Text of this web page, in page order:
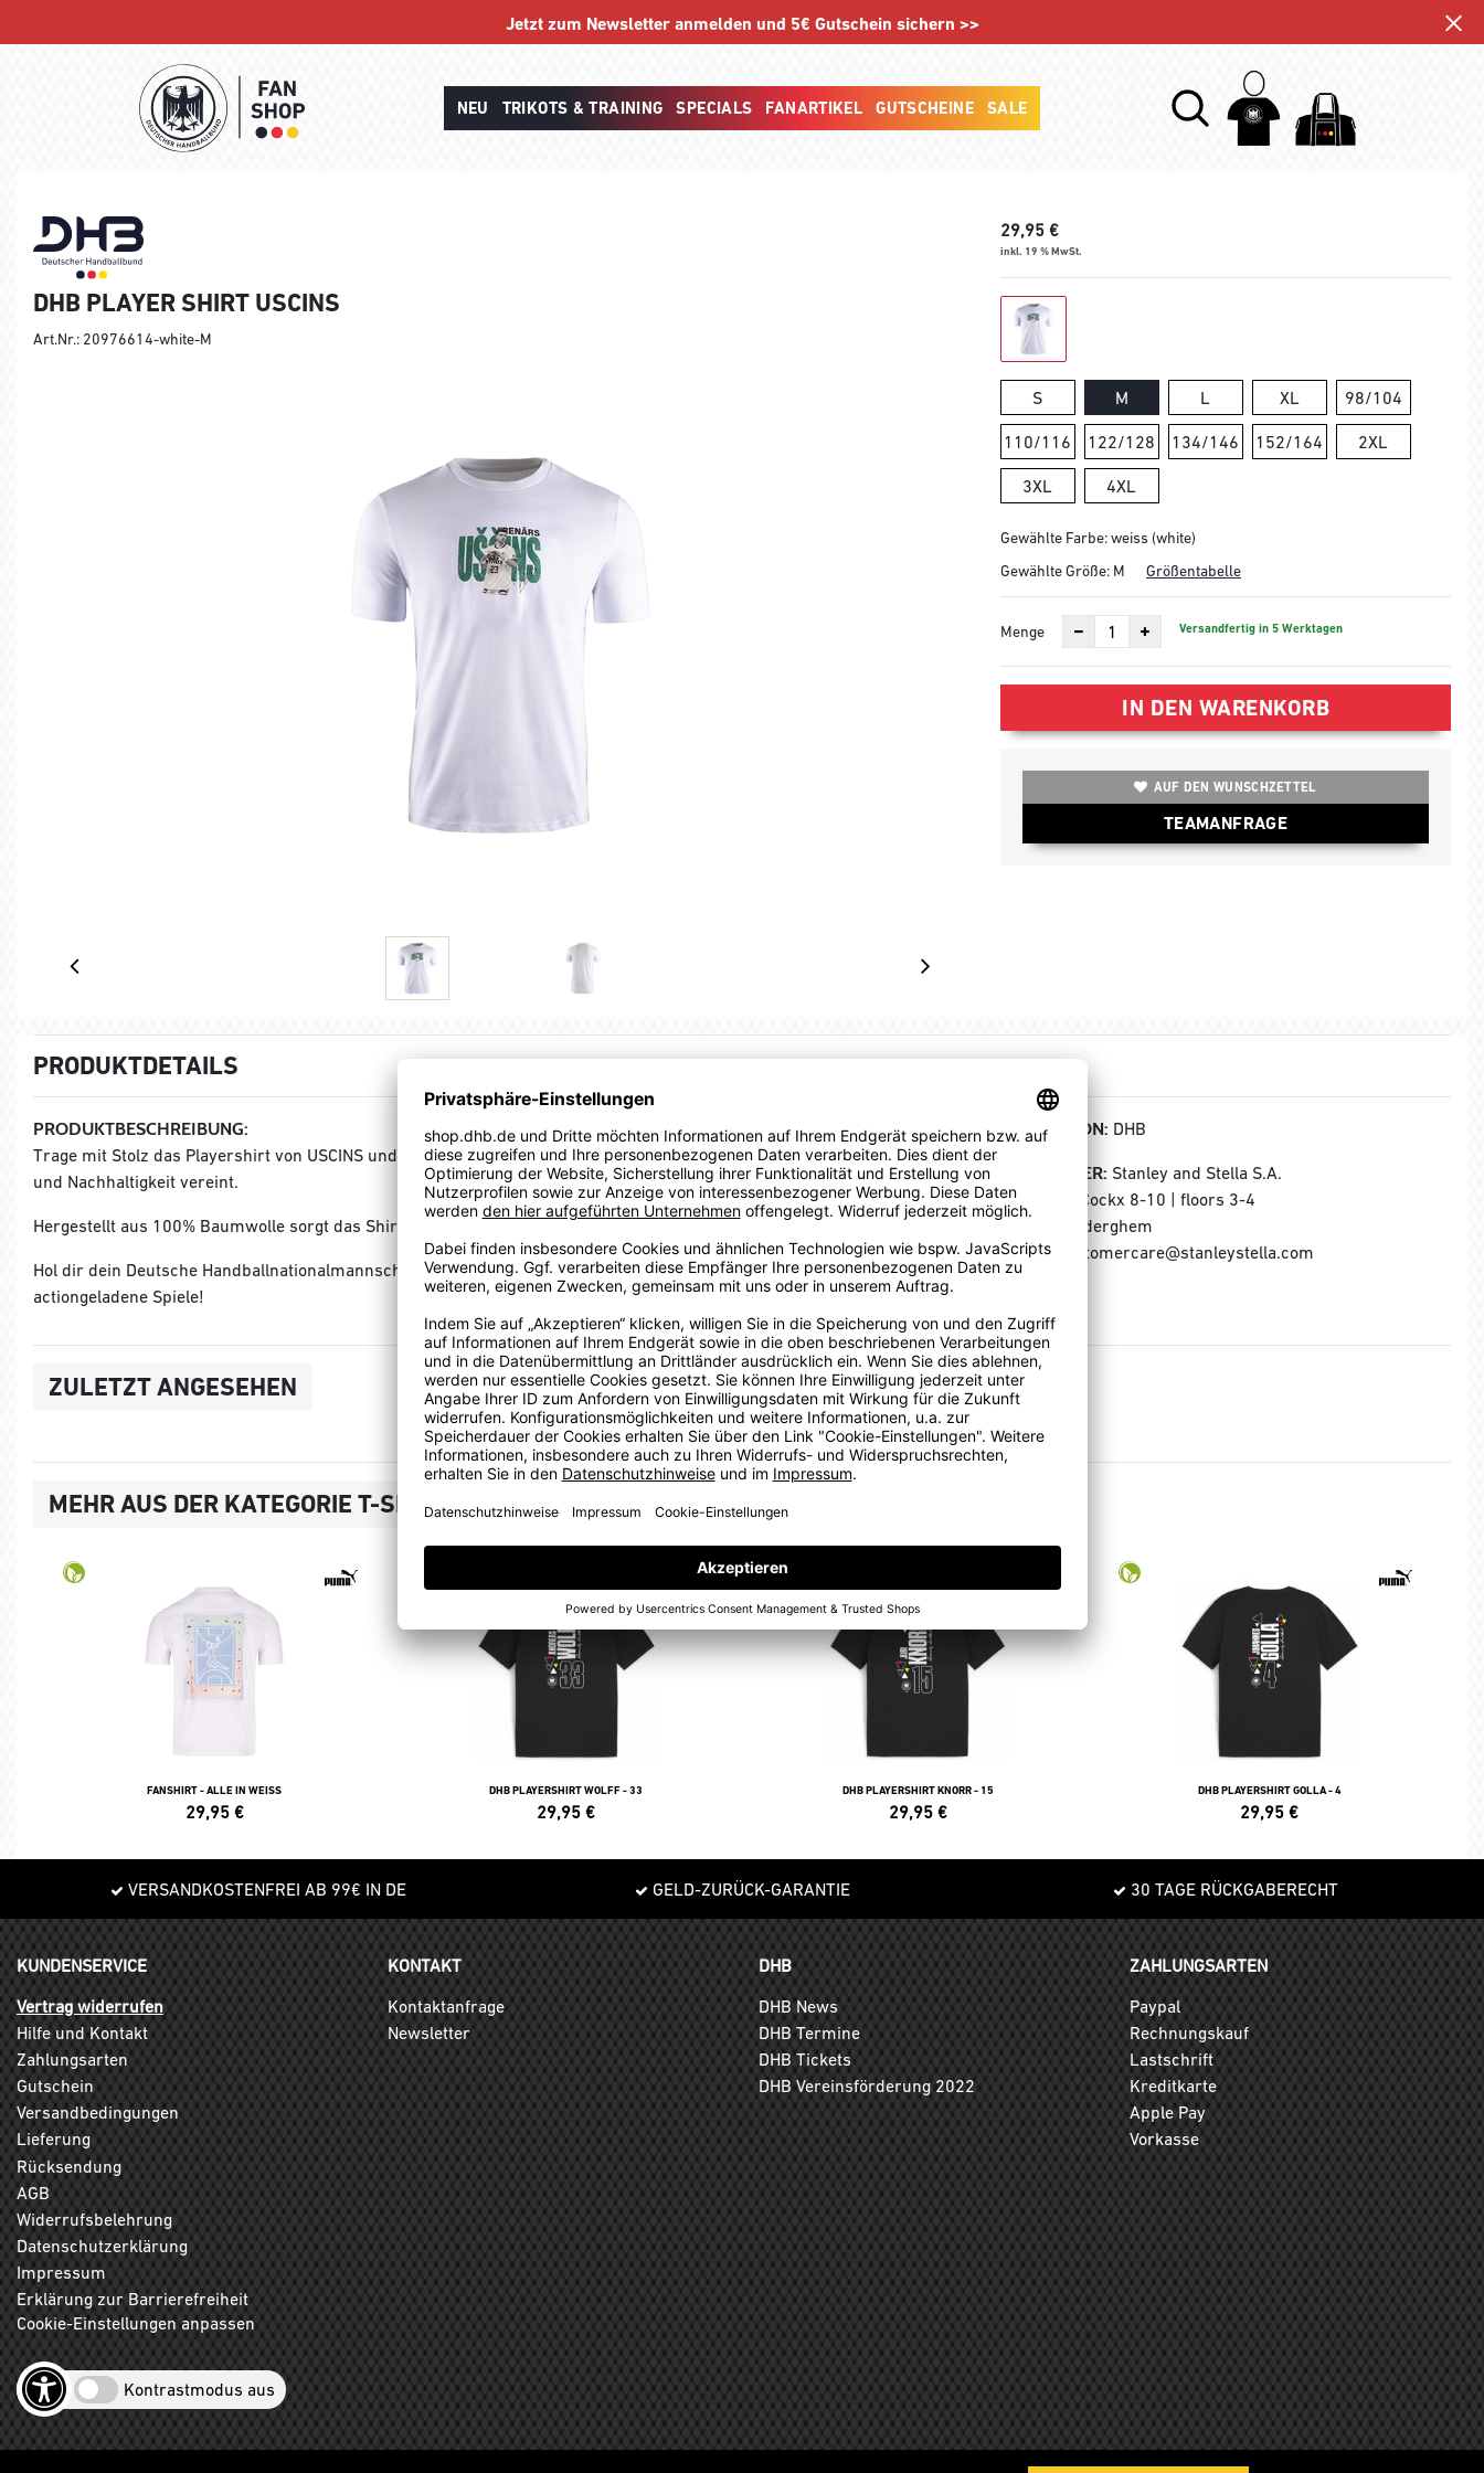
Jetzt zum Newsletter anmelden und 5€ Gutschein sichern >>
NEU TRIKOTS & TRAINING SPECIALS FANARTIKEL GUTSCHEINE SALE
DHB PLAYER SHIRT USCINS
Art.Nr.: 20976614-white-M
29,95 €
inkl. 19 % MwSt.
S M L XL 98/104
110/116 122/128 134/146 152/164 2XL
3XL 4XL
Gewählte Farbe: weiss (white)
Gewählte Größe: M Größentabelle
Menge Versandfertig in 5 Werktagen
IN DEN WARENKORB
AUF DEN WUNSCHZETTEL
TEAMANFRAGE
PRODUKTDETAILS
PRODUKTBESCHREIBUNG:
Trage mit Stolz das Playershirt von USCINS und erlebe den Handballsport in einem Playershirt, das Funktionalität, Stil
und Nachhaltigkeit vereint.
Hergestellt aus 100% Baumwolle sorgt das Shirt für ein angenehmes Tragegefühl auf der Haut.
Hol dir dein Deutsche Handballnationalmannschaft Playershirt von Puma in der Farbe Weiss und sei bereit für
actiongeladene Spiele!
KOLLEKTION: DHB
HERSTELLER: Stanley and Stella S.A.
Rue Jules Cockx 8-10 | floors 3-4
B-1160 Auderghem
E-Mail: customercare@stanleystella.com
ZULETZT ANGESEHEN
MEHR AUS DER KATEGORIE T-SHIRTS, POLOS
FANSHIRT - ALLE IN WEISS
29,95 €
DHB PLAYERSHIRT WOLFF - 33
29,95 €
DHB PLAYERSHIRT KNORR - 15
29,95 €
DHB PLAYERSHIRT GOLLA - 4
29,95 €
VERSANDKOSTENFREI AB 99€ IN DE GELD-ZURÜCK-GARANTIE 30 TAGE RÜCKGABERECHT
KUNDENSERVICE
Vertrag widerrufen
Hilfe und Kontakt
Zahlungsarten
Gutschein
Versandbedingungen
Lieferung
Rücksendung
AGB
Widerrufsbelehrung
Datenschutzerklärung
Impressum
Erklärung zur Barrierefreiheit
Cookie-Einstellungen anpassen
Kontrastmodus aus
KONTAKT
Kontaktanfrage
Newsletter
DHB
DHB News
DHB Termine
DHB Tickets
DHB Vereinsförderung 2022
ZAHLUNGSARTEN
Paypal
Rechnungskauf
Lastschrift
Kreditkarte
Apple Pay
Vorkasse